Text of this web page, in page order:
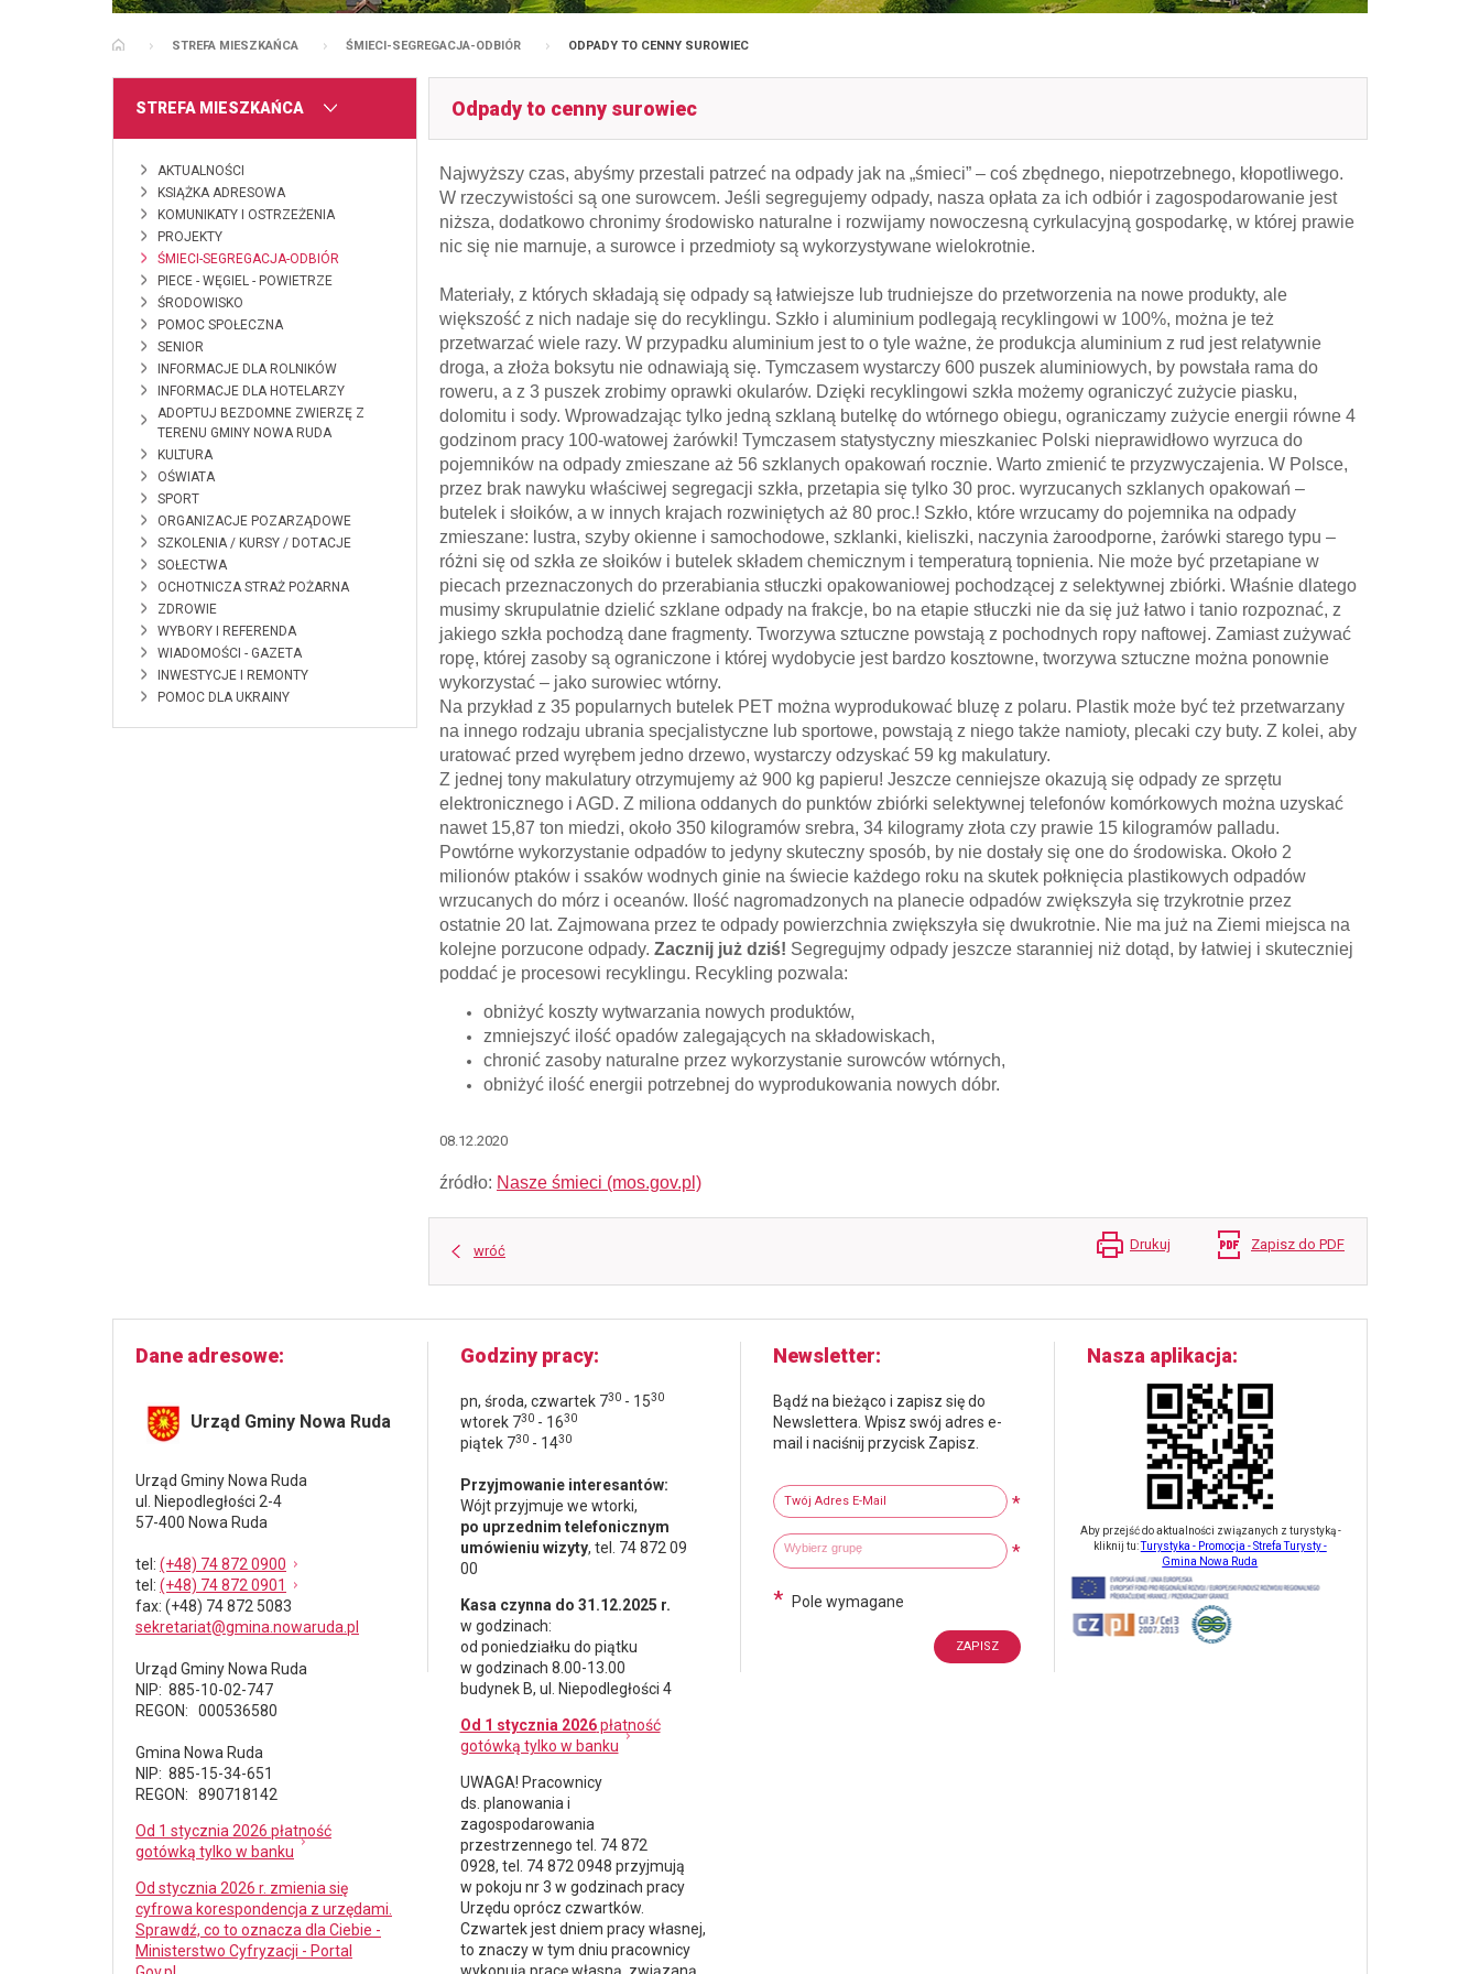
STRONA GŁÓWNA
STREFA MIESZKAŃCA ŚMIECI-SEGREGACJA-ODBIÓR ODPADY TO CENNY SUROWIEC
MENU
STREFA MIESZKAŃCA
AKTUALNOŚCI
KSIĄŻKA ADRESOWA
KOMUNIKATY I OSTRZEŻENIA
PROJEKTY
ŚMIECI-SEGREGACJA-ODBIÓR
PIECE - WĘGIEL - POWIETRZE
ŚRODOWISKO
POMOC SPOŁECZNA
SENIOR
INFORMACJE DLA ROLNIKÓW
INFORMACJE DLA HOTELARZY
ADOPTUJ BEZDOMNE ZWIERZĘ Z
TERENU GMINY NOWA RUDA
KULTURA
OŚWIATA
SPORT
ORGANIZACJE POZARZĄDOWE
SZKOLENIA / KURSY / DOTACJE
SOŁECTWA
OCHOTNICZA STRAŻ POŻARNA
ZDROWIE
WYBORY I REFERENDA
WIADOMOŚCI - GAZETA
INWESTYCJE I REMONTY
POMOC DLA UKRAINY
Odpady to cenny surowiec
Najwyższy czas, abyśmy przestali patrzeć na odpady jak na „śmieci” – coś zbędnego, niepotrzebnego, kłopotliwego.
W rzeczywistości są one surowcem. Jeśli segregujemy odpady, nasza opłata za ich odbiór i zagospodarowanie jest
niższa, dodatkowo chronimy środowisko naturalne i rozwijamy nowoczesną cyrkulacyjną gospodarkę, w której prawie
nic się nie marnuje, a surowce i przedmioty są wykorzystywane wielokrotnie.
Materiały, z których składają się odpady są łatwiejsze lub trudniejsze do przetworzenia na nowe produkty, ale
większość z nich nadaje się do recyklingu. Szkło i aluminium podlegają recyklingowi w 100%, można je też
przetwarzać wiele razy. W przypadku aluminium jest to o tyle ważne, że produkcja aluminium z rud jest relatywnie
droga, a złoża boksytu nie odnawiają się. Tymczasem wystarczy 600 puszek aluminiowych, by powstała rama do
roweru, a z 3 puszek zrobimy oprawki okularów. Dzięki recyklingowi szkła możemy ograniczyć zużycie piasku,
dolomitu i sody. Wprowadzając tylko jedną szklaną butelkę do wtórnego obiegu, ograniczamy zużycie energii równe 4
godzinom pracy 100-watowej żarówki! Tymczasem statystyczny mieszkaniec Polski nieprawidłowo wyrzuca do
pojemników na odpady zmieszane aż 56 szklanych opakowań rocznie. Warto zmienić te przyzwyczajenia. W Polsce,
przez brak nawyku właściwej segregacji szkła, przetapia się tylko 30 proc. wyrzucanych szklanych opakowań –
butelek i słoików, a w innych krajach rozwiniętych aż 80 proc.! Szkło, które wrzucamy do pojemnika na odpady
zmieszane: lustra, szyby okienne i samochodowe, szklanki, kieliszki, naczynia żaroodporne, żarówki starego typu –
różni się od szkła ze słoików i butelek składem chemicznym i temperaturą topnienia. Nie może być przetapiane w
piecach przeznaczonych do przerabiania stłuczki opakowaniowej pochodzącej z selektywnej zbiórki. Właśnie dlatego
musimy skrupulatnie dzielić szklane odpady na frakcje, bo na etapie stłuczki nie da się już łatwo i tanio rozpoznać, z
jakiego szkła pochodzą dane fragmenty. Tworzywa sztuczne powstają z pochodnych ropy naftowej. Zamiast zużywać
ropę, której zasoby są ograniczone i której wydobycie jest bardzo kosztowne, tworzywa sztuczne można ponownie
wykorzystać – jako surowiec wtórny.
Na przykład z 35 popularnych butelek PET można wyprodukować bluzę z polaru. Plastik może być też przetwarzany
na innego rodzaju ubrania specjalistyczne lub sportowe, powstają z niego także namioty, plecaki czy buty. Z kolei, aby
uratować przed wyrębem jedno drzewo, wystarczy odzyskać 59 kg makulatury.
Z jednej tony makulatury otrzymujemy aż 900 kg papieru! Jeszcze cenniejsze okazują się odpady ze sprzętu
elektronicznego i AGD. Z miliona oddanych do punktów zbiórki selektywnej telefonów komórkowych można uzyskać
nawet 15,87 ton miedzi, około 350 kilogramów srebra, 34 kilogramy złota czy prawie 15 kilogramów palladu.
Powtórne wykorzystanie odpadów to jedyny skuteczny sposób, by nie dostały się one do środowiska. Około 2
milionów ptaków i ssaków wodnych ginie na świecie każdego roku na skutek połknięcia plastikowych odpadów
wrzucanych do mórz i oceanów. Ilość nagromadzonych na planecie odpadów zwiększyła się trzykrotnie przez
ostatnie 20 lat. Zajmowana przez te odpady powierzchnia zwiększyła się dwukrotnie. Nie ma już na Ziemi miejsca na
kolejne porzucone odpady. Zacznij już dziś! Segregujmy odpady jeszcze staranniej niż dotąd, by łatwiej i skuteczniej
poddać je procesowi recyklingu. Recykling pozwala:
obniżyć koszty wytwarzania nowych produktów,
zmniejszyć ilość opadów zalegających na składowiskach,
chronić zasoby naturalne przez wykorzystanie surowców wtórnych,
obniżyć ilość energii potrzebnej do wyprodukowania nowych dóbr.
08.12.2020
źródło: Nasze śmieci (mos.gov.pl)
wróć Drukuj Zapisz do PDF
Dane adresowe
Urząd Gminy Nowa Ruda
Urząd Gminy Nowa Ruda
ul. Niepodległości 2-4
57-400 Nowa Ruda
tel : (+48) 74 872 0900
tel : (+48) 74 872 0901
fax: (+48) 74 872 5083
sekretariat@gmina.nowaruda.pl
Urząd Gminy Nowa Ruda
NIP: 885-10-02-747
REGON: 000536580
Gmina Nowa Ruda
NIP: 885-15-34-651
REGON: 890718142
Od 1 stycznia 2026 płatność
gotówką tylko w banku
Od stycznia 2026 r. zmienia się
cyfrowa korespondencja z urzędami.
Sprawdź, co to oznacza dla Ciebie -
Ministerstwo Cyfryzacji - Portal
Godziny pracy
pn, środa, czwartek 730- 1530
wtorek 730- 1630
piątek 730- 1430
Przyjmowanie interesantów:
Wójt przyjmuje we wtorki,
po uprzednim telefonicznym
umówieniu wizyty, tel. 74 872 09
00
Kasa czynna do 31.12.2025 r.
w godzinach:
od poniedziałku do piątku
w godzinach 8.00-13.00
budynek B, ul. Niepodległości 4
Od 1 stycznia 2026płatność
gotówką tylko w banku
UWAGA! Pracownicy
ds. planowania i
zagospodarowania
przestrzennego tel. 74 872
0928, tel. 74 872 0948 przyjmują
w pokoju nr 3 w godzinach pracy
Urzędu oprócz czwartków.
Czwartek jest dniem pracy własnej,
to znaczy w tym dniu pracownicy
Newsletter
Bądź na bieżąco i zapisz się do
Newslettera. Wpisz swój adres e-
mail i naciśnij przycisk Zapisz.
Twój adres e-mail
*
Wybierz grupy tematyczne *
Wpisz wyszukiwaną fraze
* Pole wymagane
Nasza aplikacja
Aby przejść do aktualności związanych z turystyką -
kliknij tu:Turystyka - Promocja - Strefa Turysty -
Gmina Nowa Ruda